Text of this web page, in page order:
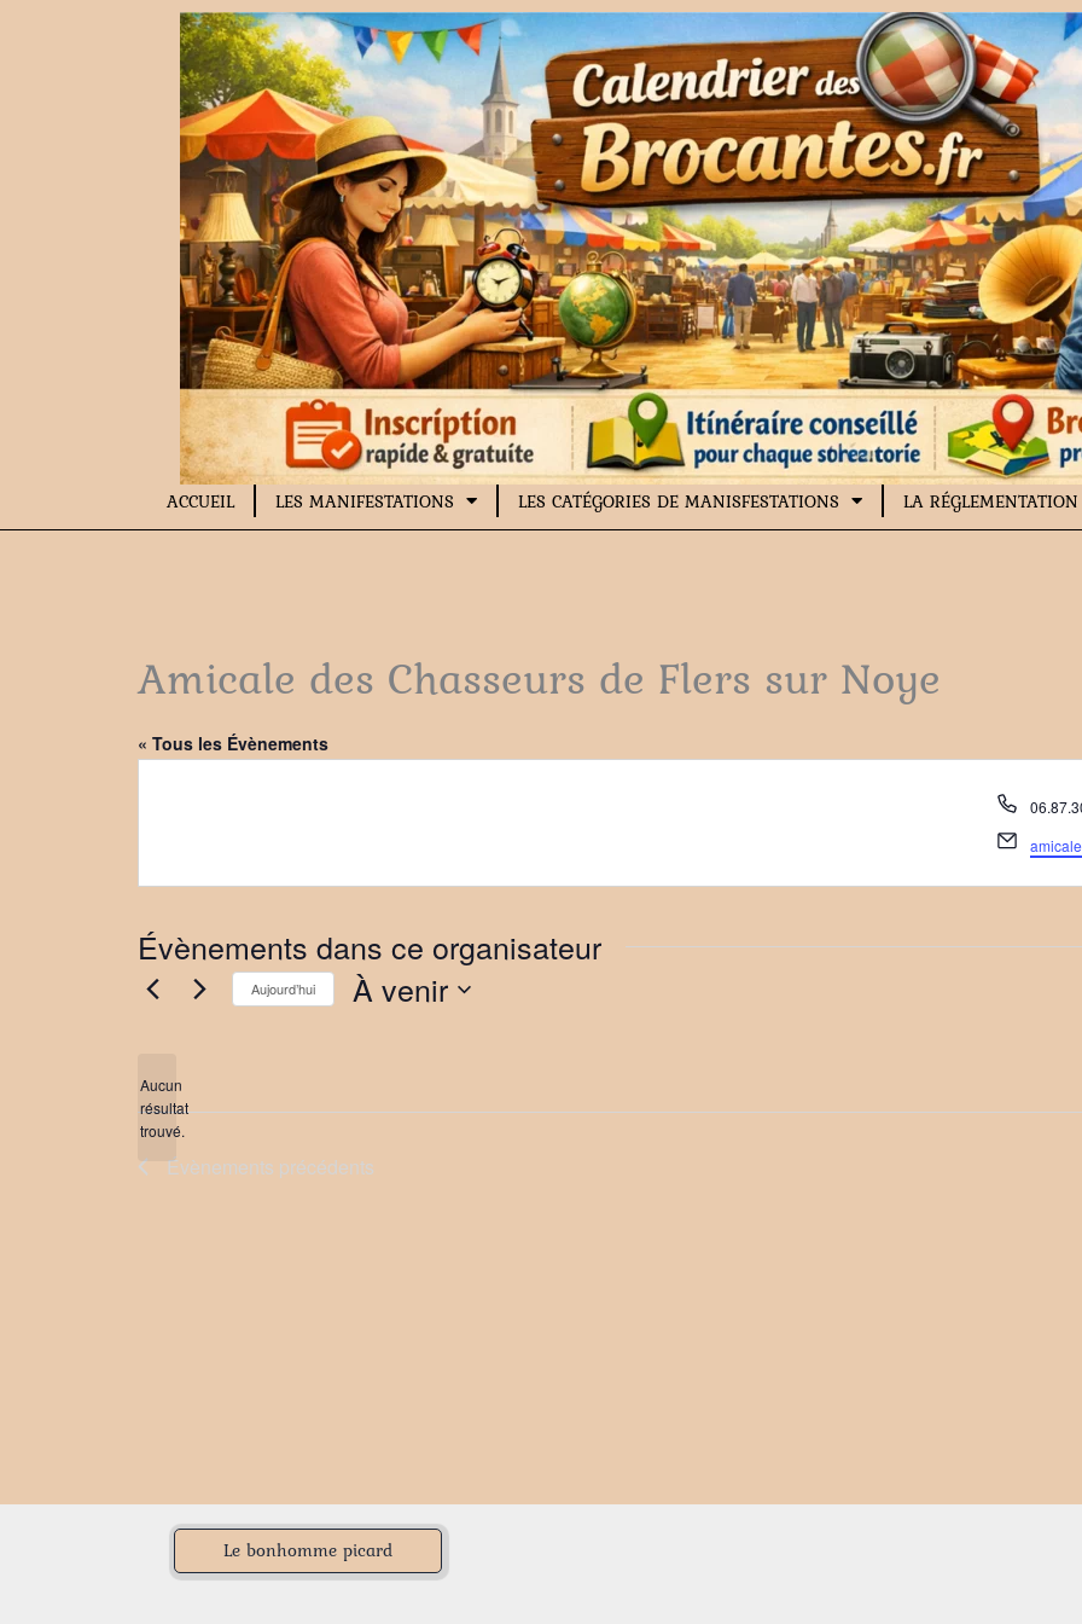
ACCUEIL LES MANIFESTATIONS LES CATÉGORIES DE MANISFESTATIONS LA RÉGLEMENTATION
Amicale des Chasseurs de Flers sur Noye
« Tous les Évènements
Email
Évènements dans ce organisateur
Notice
Aucun
résultat
trouvé.
Aujourd’hui À venir
Évènements précédents
Le bonhomme picard